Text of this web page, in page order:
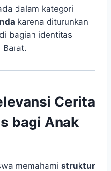
dalam kategori
karena diturunkan
bagian identitas
Barat.
Cerita
bagi Anak
memahami struktur